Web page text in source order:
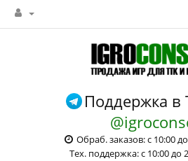
Поддержка в
Обраб. заказов: с 10:00
Тех. поддержка: с 10:00 до